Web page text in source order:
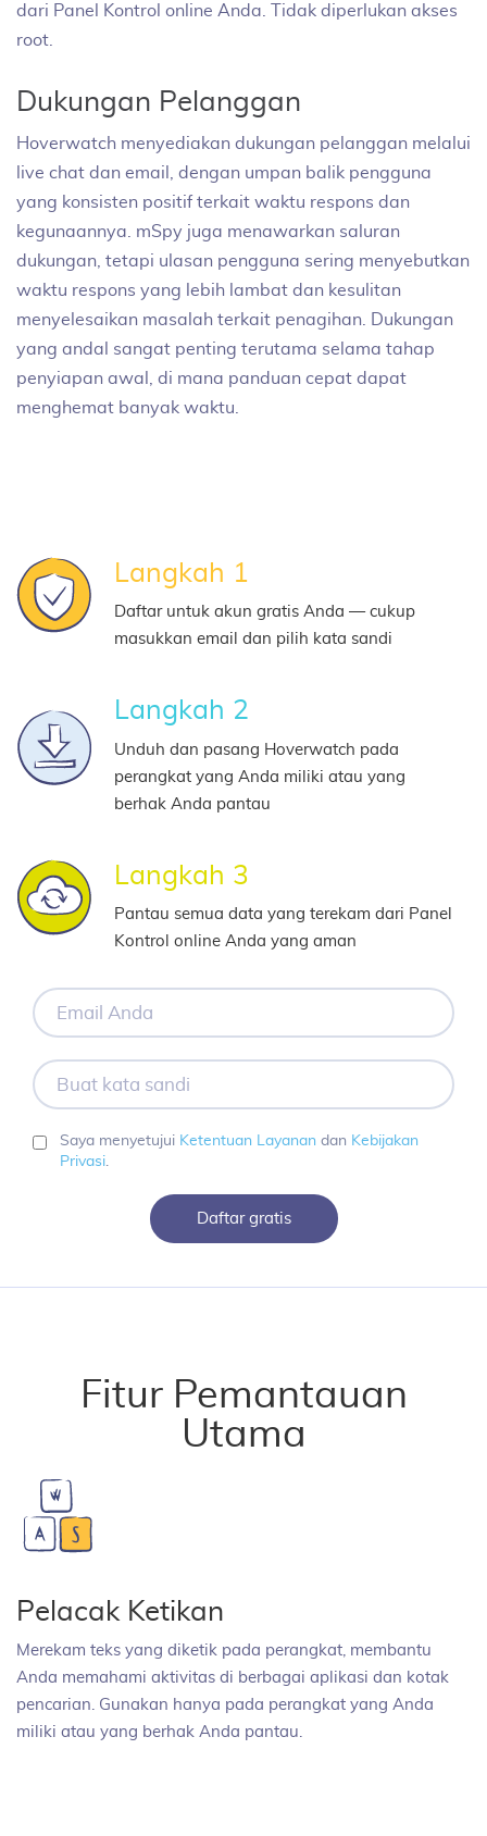
dari Panel Kontrol online Anda. Tidak diperlukan akses
root.
Dukungan Pelanggan
Hoverwatch menyediakan dukungan pelanggan melalui
live chat dan email, dengan umpan balik pengguna
yang konsisten positif terkait waktu respons dan
kegunaannya. mSpy juga menawarkan saluran
dukungan, tetapi ulasan pengguna sering menyebutkan
waktu respons yang lebih lambat dan kesulitan
menyelesaikan masalah terkait penagihan. Dukungan
yang andal sangat penting terutama selama tahap
penyiapan awal, di mana panduan cepat dapat
menghemat banyak waktu.
Langkah 1
Daftar untuk akun gratis Anda — cukup
masukkan email dan pilih kata sandi
Langkah 2
Unduh dan pasang Hoverwatch pada
perangkat yang Anda miliki atau yang
berhak Anda pantau
Langkah 3
Pantau semua data yang terekam dari Panel
Kontrol online Anda yang aman
Saya menyetujui Ketentuan Layanandan Kebijakan
Privasi.
Daftar gratis
Fitur Pemantauan
Utama
Pelacak Ketikan
Merekam teks yang diketik pada perangkat, membantu
Anda memahami aktivitas di berbagai aplikasi dan kotak
pencarian. Gunakan hanya pada perangkat yang Anda
miliki atau yang berhak Anda pantau.